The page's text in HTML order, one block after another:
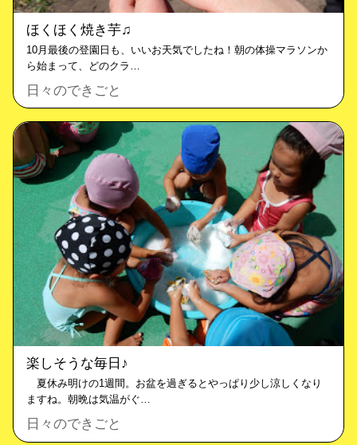
ほくほく焼き芋♫
10月最後の登園日も、いいお天気でしたね！朝の体操マラソンか
ら始まって、どのクラ…
日々のできごと
楽しそうな毎日♪
夏休み明けの1週間。お盆を過ぎるとやっぱり少し涼しくなり
ますね。朝晩は気温がぐ…
日々のできごと